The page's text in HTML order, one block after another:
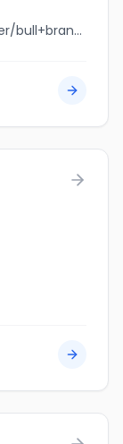
jobbank.gc.ca/browsejobs/employer/bull+brand+fencing+ltd/ca